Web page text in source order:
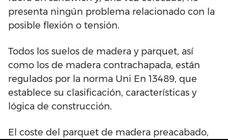
presenta ningún problema relacionado con la
posible flexión o tensión.
Todos los suelos de madera y parquet, así
como los de madera contrachapada, están
regulados por la norma Uni En 13489, que
establece su clasificación, características y
lógica de construcción.
El coste del parquet de madera preacabado,